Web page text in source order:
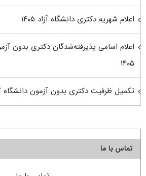
اعلام شهریه دکتری دانشگاه آزاد ۱۴۰۵
اعلام اسامی پذیرفته‌شدگان دکتری بدون
۱۴۰۵
تکمیل ظرفیت دکتری بدون آزمون دانشگاه
تماس با ما